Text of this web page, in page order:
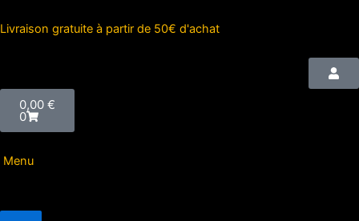
au
Livraison gratuite à partir de 50€ d'achat
0,00 €
0
Cart
Menu